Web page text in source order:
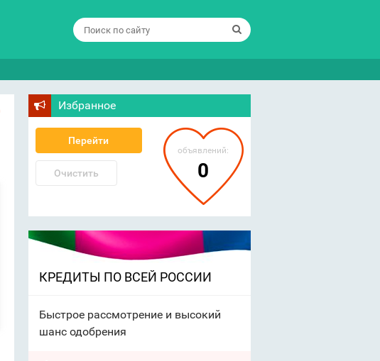
Избранное
Перейти
Очистить
объявлений:
0
КРЕДИТЫ ПО ВСЕЙ РОССИИ
Быстрое рассмотрение и высокий
шанс одобрения